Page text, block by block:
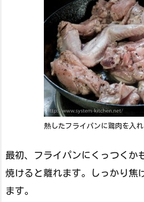
熱したフライパンに鶏肉を入れ
最初、フライパンにくっつくか
焼けると離れます。しっかり焦
ます。